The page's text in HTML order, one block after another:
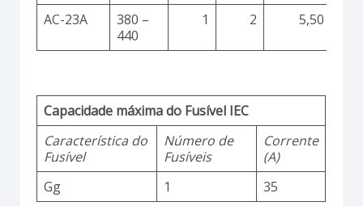
AC-23A
380 –
440
1 2 5,50
Capacidade máxima do Fusível IEC
Característica do
Fusível
Número de
Fusíveis
Corrente
(A)
Gg
1 35